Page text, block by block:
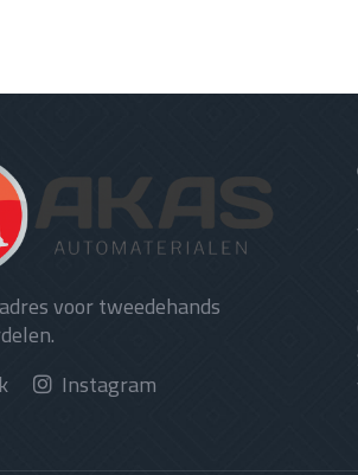
voor tweedehands
Instagram